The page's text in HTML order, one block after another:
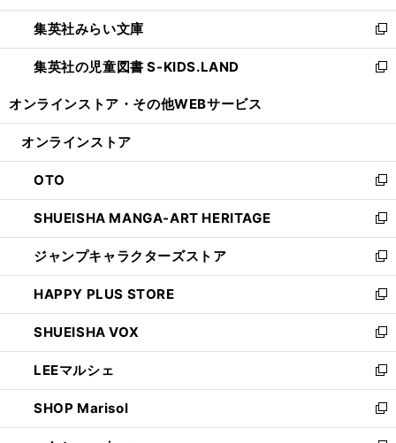
開
く
ウ
で
開
く
ン
ド
ウ
で
ウ
ィ
ン
ド
開
集英社みらい文庫
新
し
い
ン
ウ
で
開
く
集英社の児童図書 S-KIDS.LAND
新
ウ
ン
ド
ウ
で
開
く
オンラインストア・ その他WEBサービス
オンラインストア
OTO
新
し
い
ウ
ィ
ン
ド
ウ
で
開
く
SHUEISHA MANGA-ART HERITAGE
新
し
い
ウ
ィ
ン
ド
ウ
で
開
く
ジャンプキャラクターズストア
新
し
い
ウ
ィ
ン
ド
ウ
で
開
HAPPY PLUS STORE
新
し
い
ウ
ィ
ン
ド
ウ
SHUEISHA VOX
新
し
い
ウ
ィ
ン
LEEマルシェ
新
し
い
ウ
SHOP Marisol
新
し